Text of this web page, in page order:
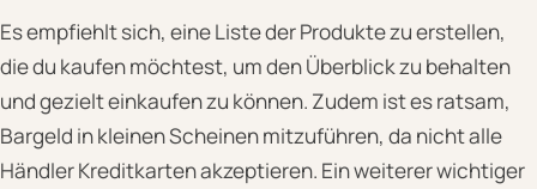
Es empfiehlt sich, eine Liste der Produkte zu erstellen,
die du kaufen möchtest, um den Überblick zu behalten
und gezielt einkaufen zu können. Zudem ist es ratsam,
Bargeld in kleinen Scheinen mitzuführen, da nicht alle
Händler Kreditkarten akzeptieren. Ein weiterer wichtiger